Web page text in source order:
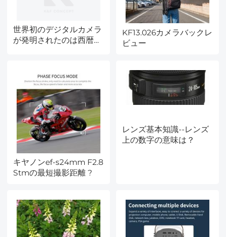
世界初のデジタルカメラ
が発明されたのは西暦何
KF13.026カメラバックレ
ビュー
キヤノンef-s24mm F2.8
Stmの最短撮影距離 ?
レンズ基本知識--レンズ
上の数字の意味は？